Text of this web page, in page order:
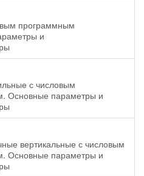
программным
и
с числовым
Основные параметры и
вертикальные с числовым
Основные параметры и